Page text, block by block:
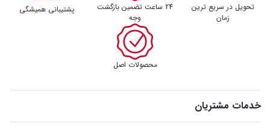
تحویل در سریع ترین
زمان
24 ساعت تضمین بازگشت
وجه
پشتیبانی همیشگی
محصولات اصل
خدمات مشتریان